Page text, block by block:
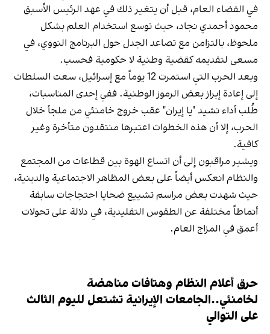
في الفضاء العام، قبل أن يتغير ذلك في عهد الرئيس الأسبق
محمود أحمدي‌ نجاد، حيث توسع استخدام العلم بشكل
ملحوظ، بالتزامن مع تصاعد الجدل حول البرنامج النووي، في
مسعى لتقديمه كقضية وطنية لا حكومية فحسب.
وبعد الحرب التي استمرت 12 يوماً مع إسرائيل، سعت السلطات
إلى إعادة إبراز بعض الرموز الوطنية. ففي إحدى المناسبات،
طُلب أداء نشيد "يا إيران" عقب خروج خامنئي من ملجأ خلال
الحرب، إلا أن هذه الخطوات اعتبرها منتقدون متأخرة وغير
كافية.
ويشير مراقبون إلى أن اتساع الهوة بين قطاعات من المجتمع
والنظام انعكس أيضاً على بعض المظاهر الاجتماعية والدينية،
حيث شهدت بعض مراسم تشييع ضحايا احتجاجات سابقة
أنماطاً مختلفة عن الطقوس التقليدية، في دلالة على تحولات
أعمق في المزاج العام.
حرق أعلام النظام وهتافات مناهضة
لخامنئي..الجامعات الإيرانية تشتعل لليوم الثالث
على التوالي